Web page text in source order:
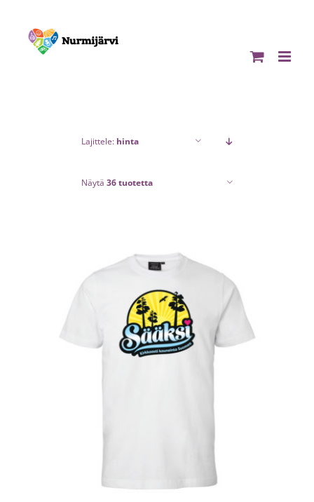
content
Lajittele: hinta
Näytä 36 tuotetta